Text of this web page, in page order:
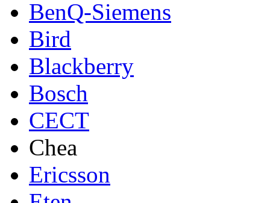
BenQ-Siemens
Bird
Blackberry
Bosch
CECT
Chea
Ericsson